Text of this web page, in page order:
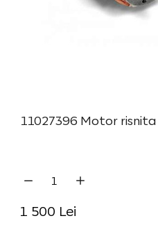
11027396 Motor
1 500 Lei